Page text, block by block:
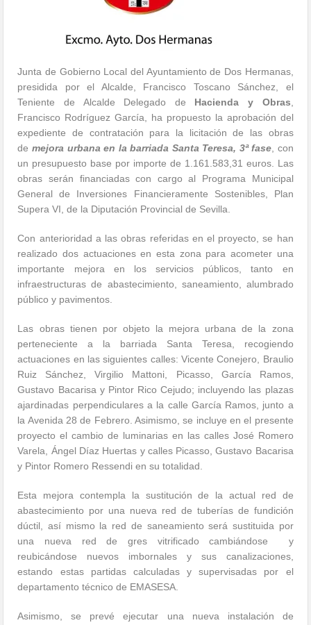
Junta de Gobierno Local del Ayuntamiento de Dos Hermanas,
presidida por el Alcalde, Francisco Toscano Sánchez, el
Teniente de Alcalde Delegado de Hacienda y Obras
Francisco Rodríguez García, ha propuesto la aprobación del
expediente de contratación para la licitación de las obras
de mejora urbana en la barriada Santa Teresa, 3ª fase , con
un presupuesto base por importe de 1.161.583,31 euros. Las
obras serán financiadas con cargo al Programa Municipal
General de Inversiones Financieramente Sostenibles, Plan
Supera VI, de la Diputación Provincial de Sevilla.
Con anterioridad a las obras referidas en el proyecto, se han
realizado dos actuaciones en esta zona para acometer una
importante mejora en los servicios públicos, tanto en
infraestructuras de abastecimiento, saneamiento, alumbrado
público y pavimentos.
Las obras tienen por objeto la mejora urbana de la zona
perteneciente a la barriada Santa Teresa, recogiendo
actuaciones en las siguientes calles: Vicente Conejero, Braulio
Ruiz Sánchez, Virgilio Mattoni, Picasso, García Ramos,
Gustavo Bacarisa y Pintor Rico Cejudo; incluyendo las plazas
ajardinadas perpendiculares a la calle García Ramos, junto a
la Avenida 28 de Febrero. Asimismo, se incluye en el presente
proyecto el cambio de luminarias en las calles José Romero
Varela, Ángel Díaz Huertas y calles Picasso, Gustavo Bacarisa
y Pintor Romero Ressendi en su totalidad.
Esta mejora contempla la sustitución de la actual red de
abastecimiento por una nueva red de tuberías de fundición
dúctil, así mismo la red de saneamiento será sustituida por
una nueva red de gres vitrificado cambiándose y
reubicándose nuevos imbornales y sus canalizaciones,
estando estas partidas calculadas y supervisadas por el
departamento técnico de EMASESA.
Asimismo, se prevé ejecutar una nueva instalación de